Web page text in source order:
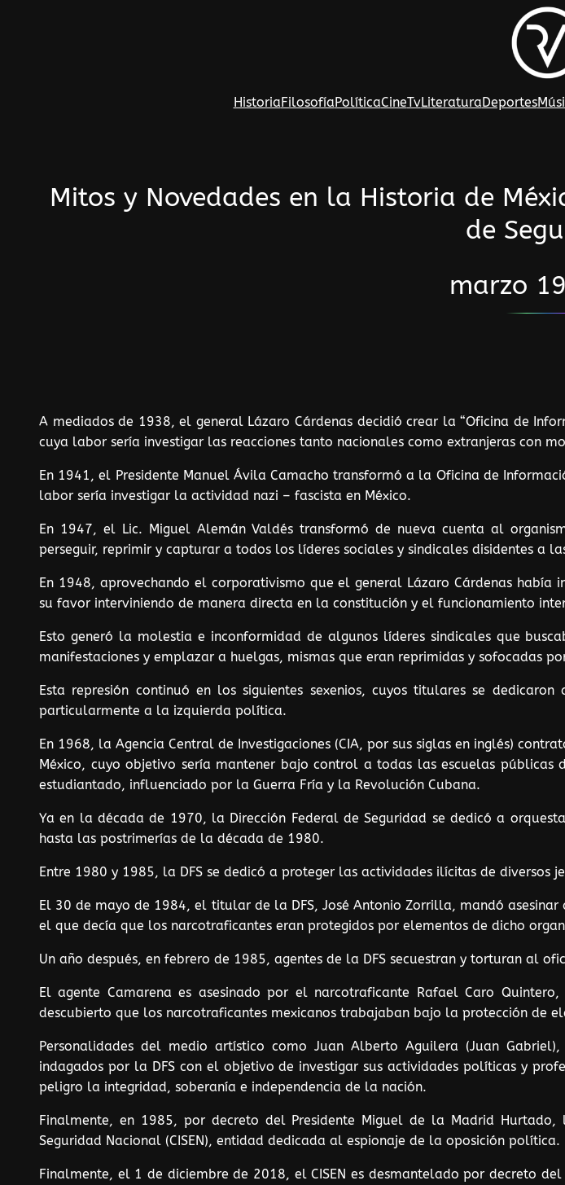
HistoriaFilosofíaPolíticaCineTvLiteraturaDeportes
Mitos y Novedades en la Historia de
de
marzo
A mediados de 1938, el general Lázaro Cárdenas decidió crear la “Oficina de
cuya labor sería investigar las reacciones tanto nacionales como extranjeras con
En 1941, el Presidente Manuel Ávila Camacho transformó a la Oficina de
labor sería investigar la actividad nazi – fascista en México.
En 1947, el Lic. Miguel Alemán Valdés transformó de nueva cuenta al
perseguir, reprimir y capturar a todos los líderes sociales y sindicales disidentes a
En 1948, aprovechando el corporativismo que el general Lázaro Cárdenas
su favor interviniendo de manera directa en la constitución y el funcionamiento
Esto generó la molestia e inconformidad de algunos líderes sindicales que
manifestaciones y emplazar a huelgas, mismas que eran reprimidas y sofocadas
Esta represión continuó en los siguientes sexenios, cuyos titulares se
particularmente a la izquierda política.
En 1968, la Agencia Central de Investigaciones (CIA, por sus siglas en inglés)
México, cuyo objetivo sería mantener bajo control a todas las escuelas
estudiantado, influenciado por la Guerra Fría y la Revolución Cubana.
Ya en la década de 1970, la Dirección Federal de Seguridad se dedicó a
hasta las postrimerías de la década de 1980.
Entre 1980 y 1985, la DFS se dedicó a proteger las actividades ilícitas de diversos
El 30 de mayo de 1984, el titular de la DFS, José Antonio Zorrilla, mandó
el que decía que los narcotraficantes eran protegidos por elementos de dicho
Un año después, en febrero de 1985, agentes de la DFS secuestran y torturan al
El agente Camarena es asesinado por el narcotraficante Rafael Caro
descubierto que los narcotraficantes mexicanos trabajaban bajo la protección de
Personalidades del medio artístico como Juan Alberto Aguilera (Juan
indagados por la DFS con el objetivo de investigar sus actividades políticas y
peligro la integridad, soberanía e independencia de la nación.
Finalmente, en 1985, por decreto del Presidente Miguel de la Madrid
Seguridad Nacional (CISEN), entidad dedicada al espionaje de la oposición política.
Finalmente, el 1 de diciembre de 2018, el CISEN es desmantelado por decreto